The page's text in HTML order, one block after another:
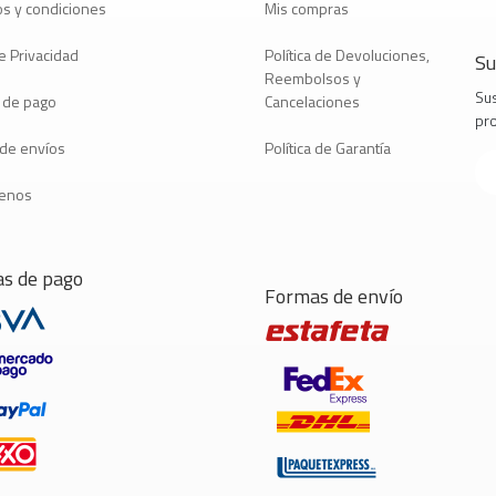
y condiciones
Privacidad
pago
envíos
de pago
Mis compras
Política de Devoluciones,
Reembolsos y
Cancelaciones
Política de Garantía
Formas de envío